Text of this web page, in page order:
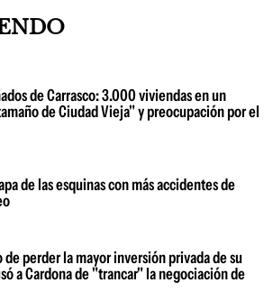
de Carrasco: 3.000 viviendas en un
de Ciudad Vieja" y preocupación por el
de las esquinas con más accidentes de
perder la mayor inversión privada de su
a Cardona de "trancar" la negociación de